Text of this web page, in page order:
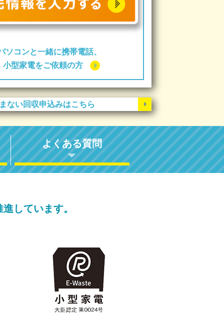
ソコンと一緒に携帯電話、
小型家電をご依頼の方
ない回収申込みはこちら
よくある質問
しています。